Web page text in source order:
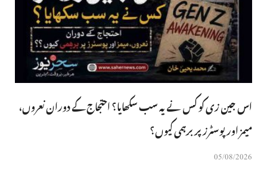
اس جین زی کو کس نے یہ سب سکھایا؟ احتجاج کے دوران نعروں،
میمز اور پوسٹرز پر برہمی کیوں؟
05/08/2026